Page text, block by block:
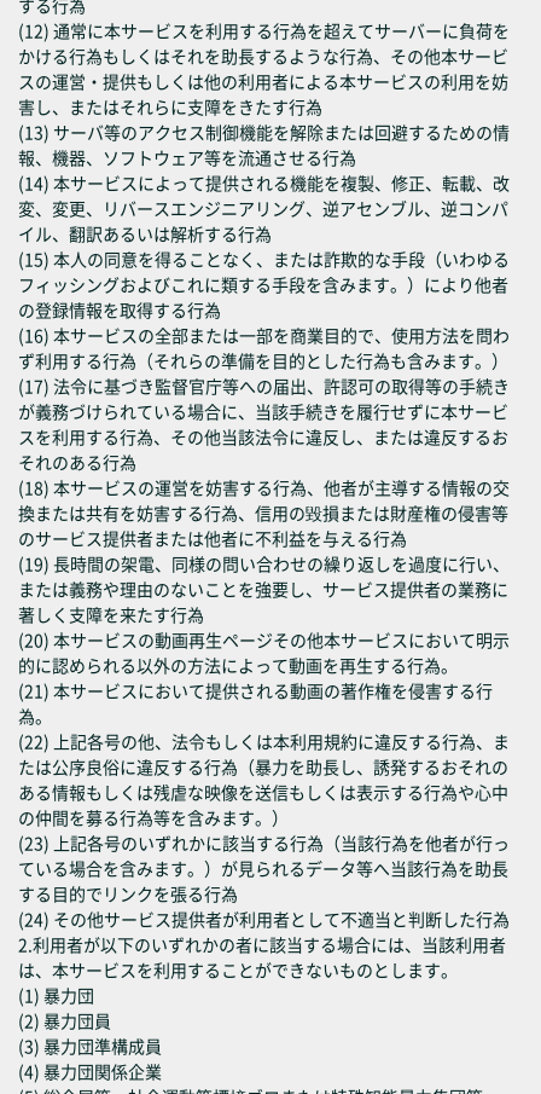
する行為
(12) 通常に本サービスを利用する行為を超えてサーバーに負荷を
かける行為もしくはそれを助長するような行為、その他本サービ
スの運営・提供もしくは他の利用者による本サービスの利用を妨
害し、またはそれらに支障をきたす行為
(13) サーバ等のアクセス制御機能を解除または回避するための情
報、機器、ソフトウェア等を流通させる行為
(14) 本サービスによって提供される機能を複製、修正、転載、改
変、変更、リバースエンジニアリング、逆アセンブル、逆コンパ
イル、翻訳あるいは解析する行為
(15) 本人の同意を得ることなく、または詐欺的な手段（いわゆる
フィッシングおよびこれに類する手段を含みます。）により他者
の登録情報を取得する行為
(16) 本サービスの全部または一部を商業目的で、使用方法を問わ
ず利用する行為（それらの準備を目的とした行為も含みます。）
(17) 法令に基づき監督官庁等への届出、許認可の取得等の手続き
が義務づけられている場合に、当該手続きを履行せずに本サービ
スを利用する行為、その他当該法令に違反し、または違反するお
それのある行為
(18) 本サービスの運営を妨害する行為、他者が主導する情報の交
換または共有を妨害する行為、信用の毀損または財産権の侵害等
のサービス提供者または他者に不利益を与える行為
(19) 長時間の架電、同様の問い合わせの繰り返しを過度に行い、
または義務や理由のないことを強要し、サービス提供者の業務に
著しく支障を来たす行為
(20) 本サービスの動画再生ページその他本サービスにおいて明示
的に認められる以外の方法によって動画を再生する行為。
(21) 本サービスにおいて提供される動画の著作権を侵害する行
為。
(22) 上記各号の他、法令もしくは本利用規約に違反する行為、ま
たは公序良俗に違反する行為（暴力を助長し、誘発するおそれの
ある情報もしくは残虐な映像を送信もしくは表示する行為や心中
の仲間を募る行為等を含みます。）
(23) 上記各号のいずれかに該当する行為（当該行為を他者が行っ
ている場合を含みます。）が見られるデータ等へ当該行為を助長
する目的でリンクを張る行為
(24) その他サービス提供者が利用者として不適当と判断した行為
2.利用者が以下のいずれかの者に該当する場合には、当該利用者
は、本サービスを利用することができないものとします。
(1) 暴力団
(2) 暴力団員
(3) 暴力団準構成員
(4) 暴力団関係企業